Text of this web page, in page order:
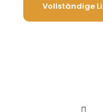
Vollständige